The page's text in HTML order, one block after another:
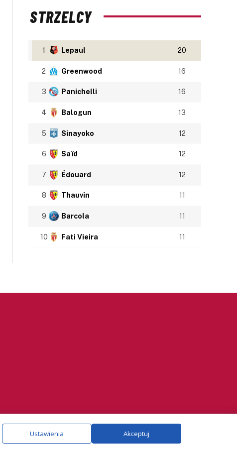
STRZELCY
1 Lepaul 20
2 Greenwood 16
3 Panichelli 16
4 Balogun 13
5 Sinayoko 12
6 Saïd 12
7 Édouard 12
8 Thauvin 11
9 Barcola 11
10 Fati Vieira 11
Ustawienia Akceptuj